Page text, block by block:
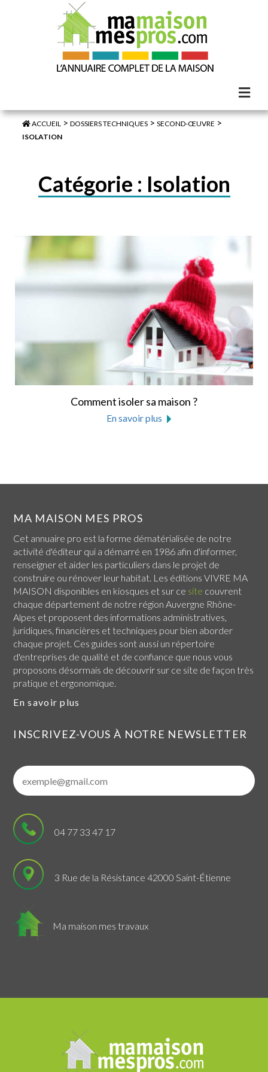
ACCUEIL >DOSSIERS TECHNIQUES >SECOND-ŒUVRE >
ISOLATION
Catégorie : Isolation
Comment isoler sa maison ?
En savoir plus
MA MAISON MES PROS
Cet annuaire pro est la forme dématérialisée de notre
activité d'éditeur qui a démarré en 1986 afin d'informer,
renseigner et aider les particuliers dans le projet de
construire ou rénover leur habitat. Les éditions VIVRE MA
MAISON disponibles en kiosques et sur ce site couvrent
chaque département de notre région Auvergne Rhône-
Alpes et proposent des informations administratives,
juridiques, financières et techniques pour bien aborder
chaque projet. Ces guides sont aussi un répertoire
d'entreprises de qualité et de confiance que nous vous
proposons désormais de découvrir sur ce site de façon très
pratique et ergonomique.
En savoir plus
INSCRIVEZ-VOUS À NOTRE NEWSLETTER
04 77 33 47 17
3 Rue de la Résistance 42000 Saint-Étienne
Ma maison mes travaux